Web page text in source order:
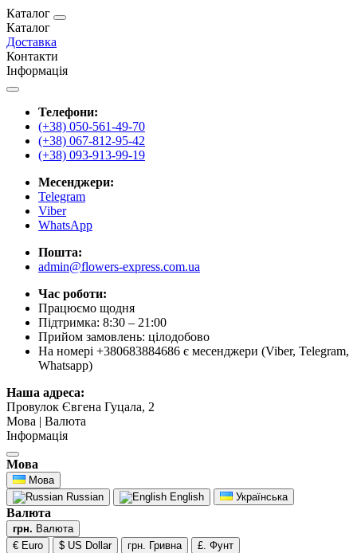
Каталог
Каталог
Доставка
Контакти
Інформація
Телефони:
(+38) 050-561-49-70
(+38) 067-812-95-42
(+38) 093-913-99-19
Месенджери:
Telegram
Viber
WhatsApp
Пошта:
admin@flowers-express.com.ua
Час роботи:
Працюємо щодня
Підтримка: 8:30 – 21:00
Прийом замовлень: цілодобово
На номері +380683884686 є месенджери (Viber, Telegram,
Whatsapp)
Наша адреса:
Провулок Євгена Гуцала, 2
Мова | Валюта
Інформація
Мова
Мова
Russian
English Українська
Валюта
грн. Валюта
€ Euro
$ US Dollar грн. Гривна £. Фунт